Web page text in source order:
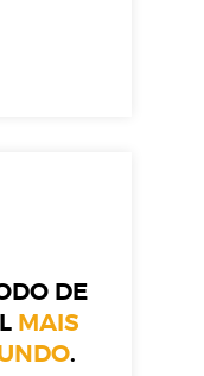
DE
MAIS
.